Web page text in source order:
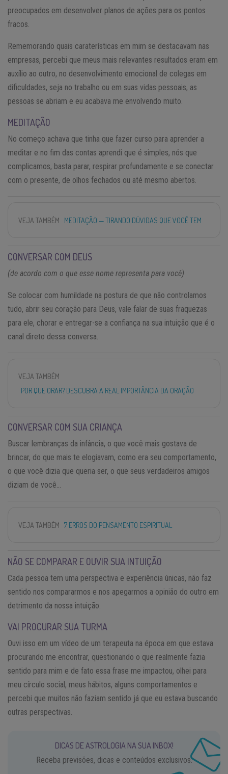
preocupados em desenvolver planos de ações para os pontos
fracos.
Rememorando quais caraterísticas em mim se destacavam nas
empresas, percebi que meus mais relevantes resultados eram em
auxílio ao outro, no desenvolvimento emocional de colegas em
dificuldades, seja no trabalho ou em suas vidas pessoais, as
pessoas se abriam e eu acabava me envolvendo muito.
MEDITAÇÃO
No começo achava que tinha que fazer curso para aprender a
meditar e no fim das contas aprendi que é simples, nós que
complicamos, basta parar, respirar profundamente e se conectar
com o presente, de olhos fechados ou até mesmo abertos.
VEJA TAMBÉM MEDITAÇÃO — TIRANDO DÚVIDAS QUE VOCÊ TEM
CONVERSAR COM DEUS
(de acordo com o que esse nome representa para você)
Se colocar com humildade na postura de que não controlamos
tudo, abrir seu coração para Deus, vale falar de suas fraquezas
para ele, chorar e entregar-se a confiança na sua intuição que é o
canal direto dessa conversa.
VEJA TAMBÉM
POR QUE ORAR? DESCUBRA A REAL IMPORTÂNCIA DA ORAÇÃO
CONVERSAR COM SUA CRIANÇA
Buscar lembranças da infância, o que você mais gostava de
brincar, do que mais te elogiavam, como era seu comportamento,
o que você dizia que queria ser, o que seus verdadeiros amigos
diziam de você…
VEJA TAMBÉM 7 ERROS DO PENSAMENTO ESPIRITUAL
NÃO SE COMPARAR E OUVIR SUA INTUIÇÃO
Cada pessoa tem uma perspectiva e experiência únicas, não faz
sentido nos compararmos e nos apegarmos a opinião do outro em
detrimento da nossa intuição.
VAI PROCURAR SUA TURMA
Ouvi isso em um vídeo de um terapeuta na época em que estava
procurando me encontrar, questionando o que realmente fazia
sentido para mim e de fato essa frase me impactou, olhei para
meu círculo social, meus hábitos, alguns comportamentos e
percebi que muitos não faziam sentido já que eu estava buscando
outras perspectivas.
DICAS DE ASTROLOGIA NA SUA INBOX!
Receba previsões, dicas e conteúdos exclusivos.